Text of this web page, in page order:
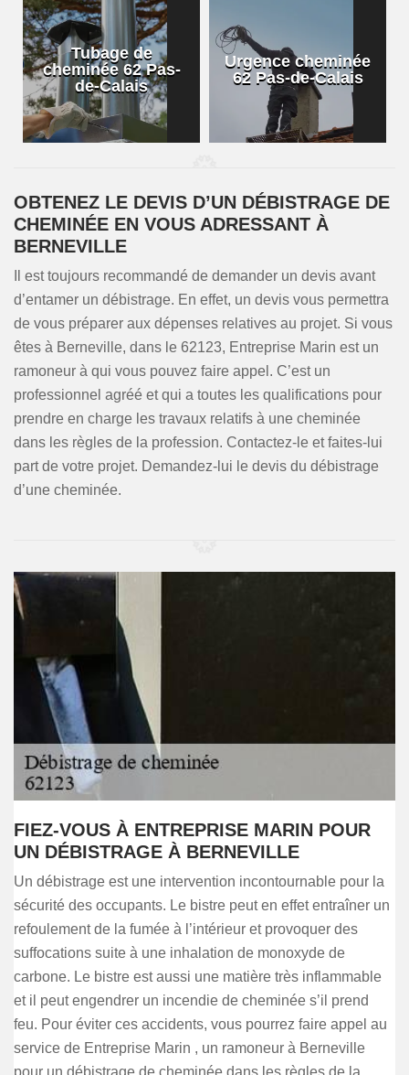
Tubage de
cheminée 62 Pas-
de-Calais
Urgence cheminée
62 Pas-de-Calais
OBTENEZ LE DEVIS D’UN DÉBISTRAGE DE
CHEMINÉE EN VOUS ADRESSANT À
BERNEVILLE
Il est toujours recommandé de demander un devis avant
d’entamer un débistrage. En effet, un devis vous permettra
de vous préparer aux dépenses relatives au projet. Si vous
êtes à Berneville, dans le 62123, Entreprise Marin est un
ramoneur à qui vous pouvez faire appel. C’est un
professionnel agréé et qui a toutes les qualifications pour
prendre en charge les travaux relatifs à une cheminée
dans les règles de la profession. Contactez-le et faites-lui
part de votre projet. Demandez-lui le devis du débistrage
d’une cheminée.
FIEZ-VOUS À ENTREPRISE MARIN POUR
UN DÉBISTRAGE À BERNEVILLE
Un débistrage est une intervention incontournable pour la
sécurité des occupants. Le bistre peut en effet entraîner un
refoulement de la fumée à l’intérieur et provoquer des
suffocations suite à une inhalation de monoxyde de
carbone. Le bistre est aussi une matière très inflammable
et il peut engendrer un incendie de cheminée s’il prend
feu. Pour éviter ces accidents, vous pourrez faire appel au
service de Entreprise Marin , un ramoneur à Berneville
pour un débistrage de cheminée dans les règles de la